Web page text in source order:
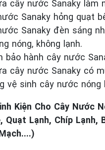
cây nước Sanaky làm
Sanaky hỏng quạt
Sanaky đèn sáng
nóng, không lạnh.
bảo hành cây nước
cây nước Sanaky có
vệ sinh cây nước nóng
Kiện Cho Cây Nước
Quạt Lạnh, Chíp Lạnh,